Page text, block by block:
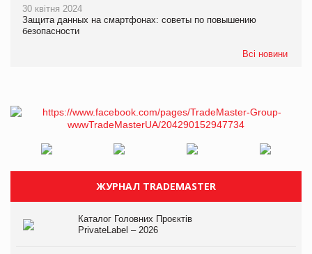
30 квітня 2024
Защита данных на смартфонах: советы по повышению
безопасности
Всі новини
ЖУРНАЛ TRADEMASTER
Каталог Головних Проєктів
PrivateLabel – 2026